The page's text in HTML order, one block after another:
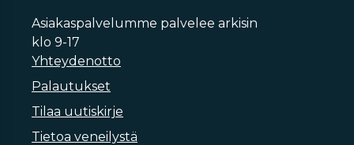
Asiakaspalvelumme palvelee arkisin
klo 9-17
Yhteydenotto
Palautukset
Tilaa uutiskirje
Tietoa veneilystä